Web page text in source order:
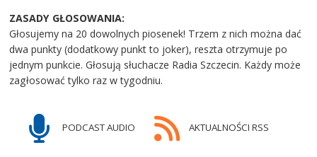
ZASADY GŁOSOWANIA:
Głosujemy na 20 dowolnych piosenek! Trzem z nich można dać
dwa punkty (dodatkowy punkt to joker), reszta otrzymuje po
jednym punkcie. Głosują słuchacze Radia Szczecin. Każdy może
zagłosować tylko raz w tygodniu.
PODCAST AUDIO AKTUALNOŚCI RSS